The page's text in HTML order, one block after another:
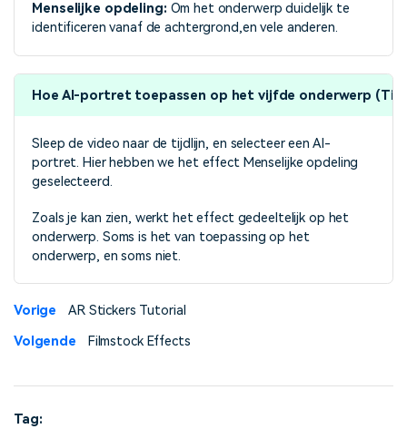
Menselijke opdeling: Om het onderwerp duidelijk te
identificeren vanaf de achtergrond,en vele anderen.
Hoe AI-portret toepassen op het vijfde onderwerp
Sleep de video naar de tijdlijn, en selecteer een AI-
portret. Hier hebben we het effect Menselijke opdeling
geselecteerd.
Zoals je kan zien, werkt het effect gedeeltelijk op het
onderwerp. Soms is het van toepassing op het
onderwerp, en soms niet.
Vorige
AR Stickers Tutorial
Filmstock Effects
Volgende
Tag: